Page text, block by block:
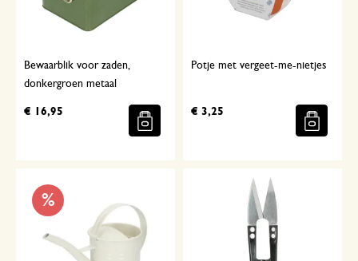
Bewaarblik voor zaden,
donkergroen metaal
€ 16,95
Potje met vergeet-me-nietjes
€ 3,25
%